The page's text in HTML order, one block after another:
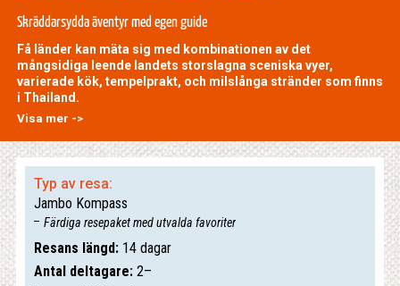
Skräddarsydda äventyr med egen guide
Få länder kan mäta sig med kombinationen av det
mångsidiga leende landets storslagna sceniska vyer,
varierade kök, tempelprakt, och milslånga stränder som finns
i Thailand.
Visa mer ->
Typ av resa:
Jambo Kompass
Färdiga resepaket med utvalda favoriter
Resans längd: 14 dagar
Antal deltagare: 2–